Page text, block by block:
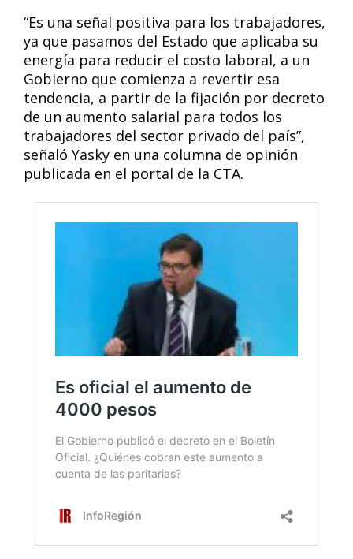
“Es una señal positiva para los trabajadores,
ya que pasamos del Estado que aplicaba su
energía para reducir el costo laboral, a un
Gobierno que comienza a revertir esa
tendencia, a partir de la fijación por decreto
de un aumento salarial para todos los
trabajadores del sector privado del país”,
señaló Yasky en una columna de opinión
publicada en el portal de la CTA.